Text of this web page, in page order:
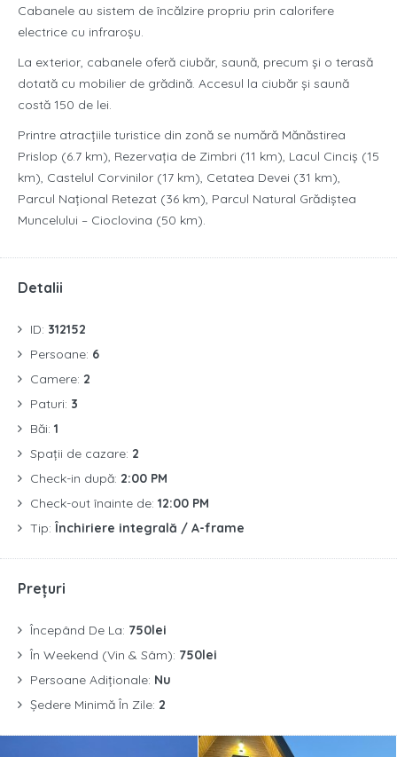
Cabanele au sistem de încălzire propriu prin calorifere
electrice cu infraroșu.
La exterior, cabanele oferă ciubăr, saună, precum și o terasă
dotată cu mobilier de grădină. Accesul la ciubăr și saună
costă 150 de lei.
Printre atracțiile turistice din zonă se numără Mănăstirea
Prislop (6.7 km), Rezervația de Zimbri (11 km), Lacul Cinciș (15
km), Castelul Corvinilor (17 km), Cetatea Devei (31 km),
Parcul Național Retezat (36 km), Parcul Natural Grădiștea
Muncelului – Cioclovina (50 km).
Detalii
ID: 312152
Persoane: 6
Camere: 2
Paturi: 3
Băi: 1
Spații de cazare: 2
Check-in după: 2:00 PM
Check-out înainte de: 12:00 PM
Tip: Închiriere integrală / A-frame
Prețuri
Începând De La: 750lei
În Weekend (Vin & Sâm): 750lei
Persoane Adiționale: Nu
Ședere Minimă În Zile: 2